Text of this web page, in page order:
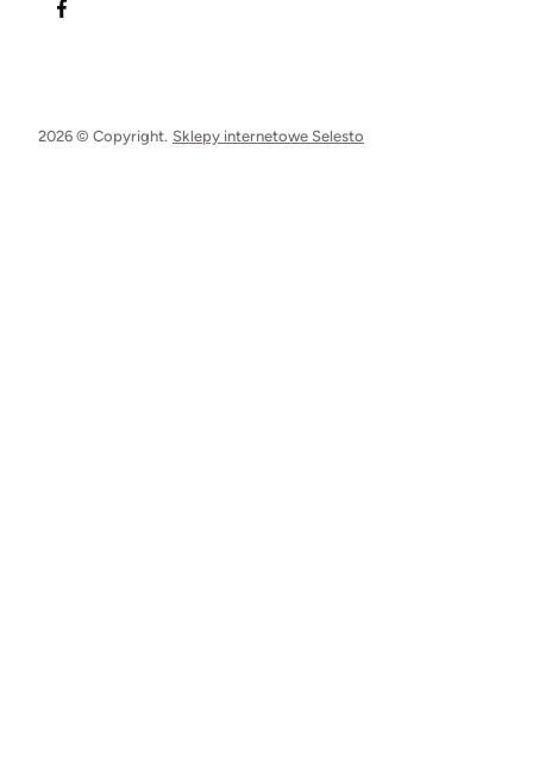
2026 © Copyright. Sklepy internetowe Selesto